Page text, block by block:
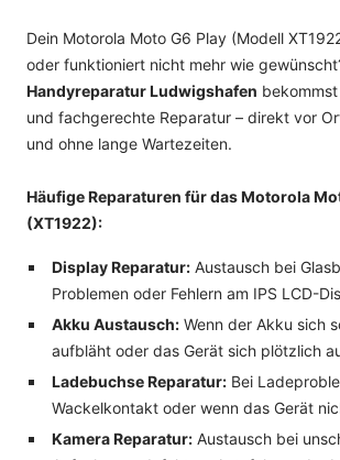
Dein Motorola Moto G6 Play (Modell
oder funktioniert nicht mehr wie
Handyreparatur Ludwigshafen
und fachgerechte Reparatur – direkt vor
und ohne lange Wartezeiten.
Häufige Reparaturen für das Motorola
(XT1922):
Display Reparatur:Austausch bei
Problemen oder Fehlern am IPS LCD-
Akku Austausch:Wenn der Akku sich
aufbläht oder das Gerät sich plötzlich
Ladebuchse Reparatur:Bei
Wackelkontakt oder wenn das Gerät
Kamera Reparatur:Austausch bei